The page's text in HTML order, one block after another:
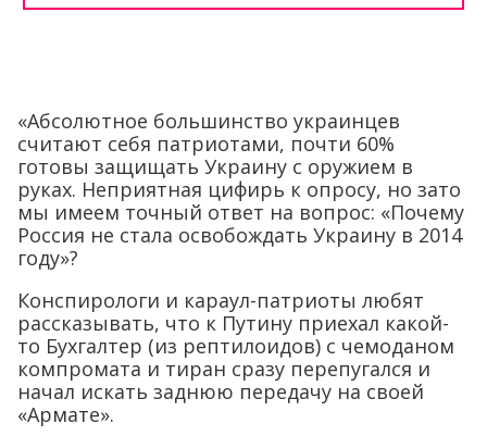
«Абсолютное большинство украинцев
считают себя патриотами, почти 60%
готовы защищать Украину с оружием в
руках. Неприятная цифирь к опросу, но зато
мы имеем точный ответ на вопрос: «Почему
Россия не стала освобождать Украину в 2014
году»?
Конспирологи и караул-патриоты любят
рассказывать, что к Путину приехал какой-
то Бухгалтер (из рептилоидов) с чемоданом
компромата и тиран сразу перепугался и
начал искать заднюю передачу на своей
«Армате».